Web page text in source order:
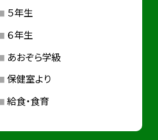
５年生
６年生
あおぞら学級
保健室より
給食・食育